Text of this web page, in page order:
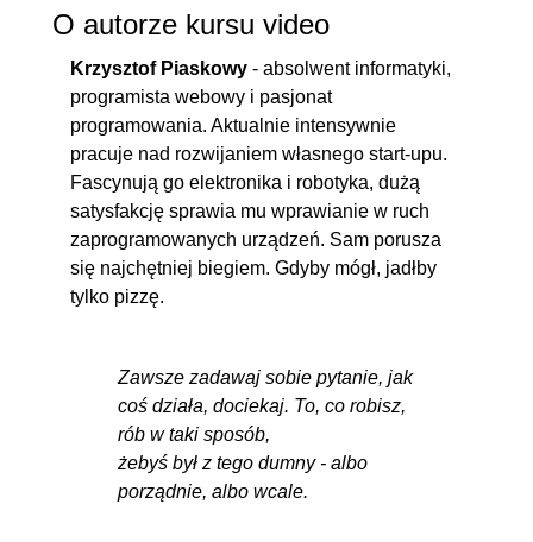
O autorze kursu video
Krzysztof Piaskowy - absolwent informatyki,
programista webowy i pasjonat
programowania. Aktualnie intensywnie
pracuje nad rozwijaniem własnego start-upu.
Fascynują go elektronika i robotyka, dużą
satysfakcję sprawia mu wprawianie w ruch
zaprogramowanych urządzeń. Sam porusza
się najchętniej biegiem. Gdyby mógł, jadłby
tylko pizzę.
Zawsze zadawaj sobie pytanie, jak
coś działa, dociekaj. To, co robisz,
rób w taki sposób,
żebyś był z tego dumny - albo
porządnie, albo wcale.